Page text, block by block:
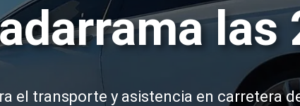
las
el transporte y asistencia en carretera